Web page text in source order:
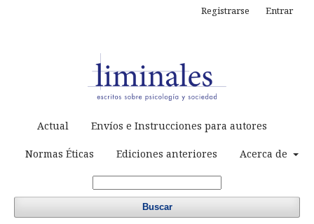
Actual Envíos e Instrucciones para autores
Normas Éticas Ediciones anteriores Acerca de
Buscar
Registrarse Entrar